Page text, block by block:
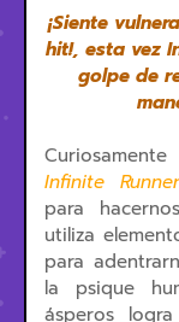
¡Siente
hit!, esta vez
golpe de
Infinite Runner
para
utiliza
para
la psique
ásperos